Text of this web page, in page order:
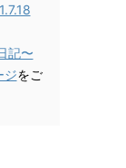
記〜
ジをご